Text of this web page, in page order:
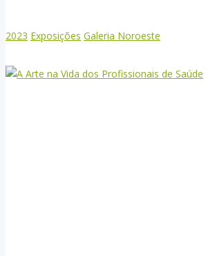
2023 Exposições Galeria Noroeste